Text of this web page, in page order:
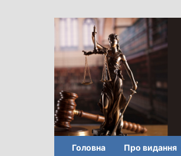
Головна Про видання